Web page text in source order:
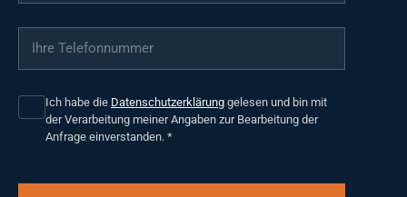
Ihre Telefonnummer
Ich habe die Datenschutzerklärung gelesen und bin mit
der Verarbeitung meiner Angaben zur Bearbeitung der
Anfrage einverstanden. *